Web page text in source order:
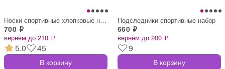
Носки спортивные хлопковые набор
700 ₽
вернём до 210 ₽
5.0 45
В корзину
Подследники спортивные набор
660 ₽
вернём до 200 ₽
9
В корзину